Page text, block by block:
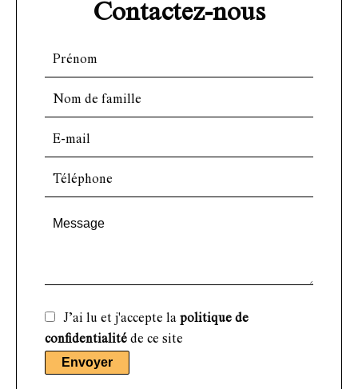
Contactez-nous
J’ai lu et j'accepte la politique de
confidentialité de ce site
Envoyer